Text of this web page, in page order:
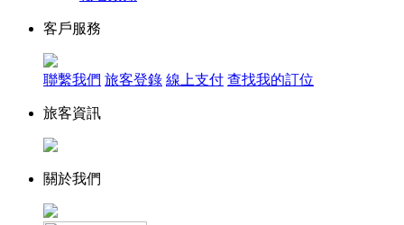
客戶服務
聯繫我們 旅客登錄 線上支付 查找我的訂位
旅客資訊
關於我們